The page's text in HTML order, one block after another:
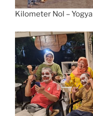
Kilometer Nol – Yogya